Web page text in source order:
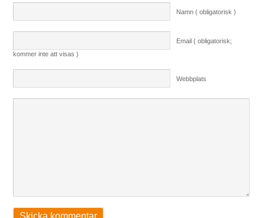
Namn ( obligatorisk )
Email ( obligatorisk;
kommer inte att visas )
Webbplats